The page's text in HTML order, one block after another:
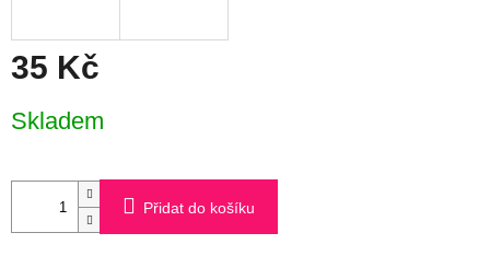
35 Kč
cena:
Skladem
Přidat do košíku